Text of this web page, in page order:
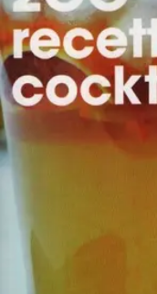
Guide des Cocktails
L'Art de la Mixologie
CocktailsTendances
Guide des